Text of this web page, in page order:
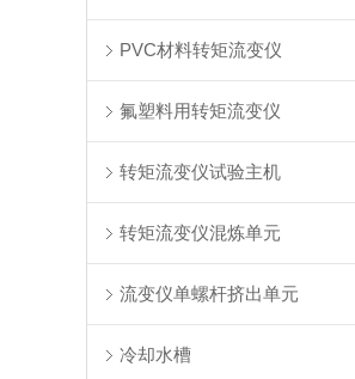
PVC材料转矩流变仪
氟塑料用转矩流变仪
转矩流变仪试验主机
转矩流变仪混炼单元
流变仪单螺杆挤出单元
冷却水槽